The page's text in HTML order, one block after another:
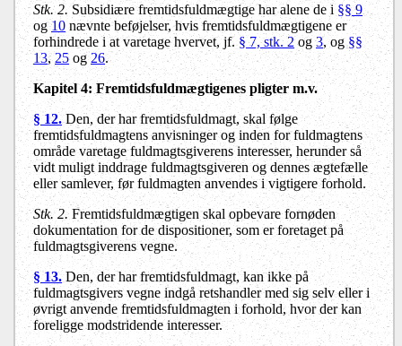
Stk. 2. Subsidiære fremtidsfuldmægtige har alene de i§§ 9
og10 nævnte beføjelser, hvis fremtidsfuldmægtigene er
forhindrede i at varetage hvervet, jf. § 7, stk. 2og3, og §§
13,25og26.
Kapitel 4: Fremtidsfuldmægtigenes pligter m.v.
§ 12.Den, der har fremtidsfuldmagt, skal følge
fremtidsfuldmagtens anvisninger og inden for fuldmagtens
område varetage fuldmagtsgiverens interesser, herunder så
vidt muligt inddrage fuldmagtsgiveren og dennes ægtefælle
eller samlever, før fuldmagten anvendes i vigtigere forhold.
Stk. 2.Fremtidsfuldmægtigen skal opbevare fornøden
dokumentation for de dispositioner, som er foretaget på
fuldmagtsgiverens vegne.
§ 13. Den, der har fremtidsfuldmagt, kan ikke på
fuldmagtsgivers vegne indgå retshandler med sig selv eller i
øvrigt anvende fremtidsfuldmagten i forhold, hvor der kan
foreligge modstridende interesser.